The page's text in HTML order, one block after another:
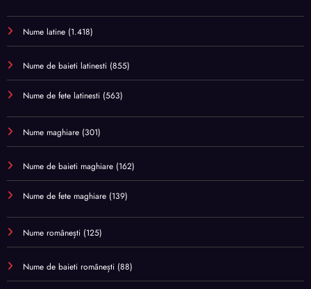
Nume latine (1.418)
Nume de baieti latinesti (855)
Nume de fete latinesti (563)
Nume maghiare (301)
Nume de baieti maghiare (162)
Nume de fete maghiare (139)
Nume românești (125)
Nume de baieti românești (88)